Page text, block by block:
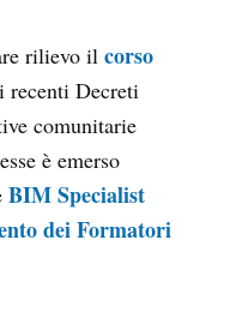
rilievo il corso
recenti Decreti
comunitarie
è emerso
BIM Specialist
dei Formatori